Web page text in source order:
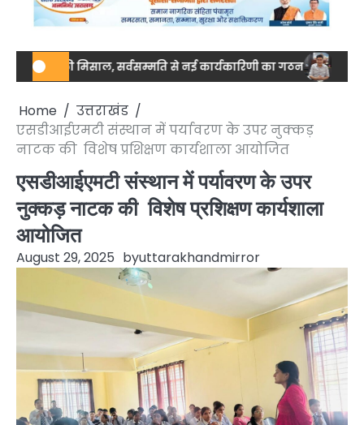
मिसाल, सर्वसम्मति से नई कार्यकारिणी का गठन नेशनल स्तर पर
Home
उत्तराखंड
एसडीआईएमटी संस्थान में पर्यावरण के उपर नुक्कड़
नाटक की विशेष प्रशिक्षण कार्यशाला आयोजित
एसडीआईएमटी संस्थान में पर्यावरण के उपर
नुक्कड़ नाटक की विशेष प्रशिक्षण कार्यशाला
आयोजित
August 29, 2025 byuttarakhandmirror